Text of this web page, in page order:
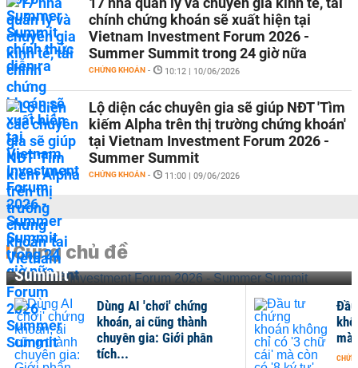
chính chứng khoán sẽ xuất hiện tại
Vietnam Investment Forum 2026 -
Summer Summit trong 24 giờ nữa
CHỨNG KHOÁN - 10:12 | 10/06/2026
Lộ diện các chuyên gia sẽ giúp NĐT 'Tìm
kiếm Alpha trên thị trường chứng khoán'
tại Vietnam Investment Forum 2026 -
Summer Summit
CHỨNG KHOÁN - 11:00 | 09/06/2026
Cùng chủ đề
Vietnam Investment Forum 2026 - Summer
Summit
Dùng AI 'chơi' chứng
khoán, ai cũng thành
chuyên gia: Giới phân
tích...
mà